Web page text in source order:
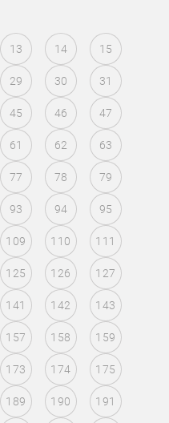
13 14 15
29 30 31
45 46 47
61 62 63
77 78 79
93 94 95
109 110 111
125 126 127
141 142 143
157 158 159
173 174 175
189 190 191